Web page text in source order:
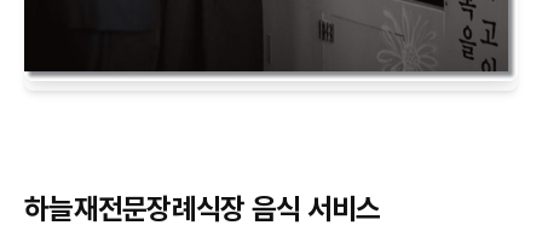
하늘재전문장례식장 음식 서비스